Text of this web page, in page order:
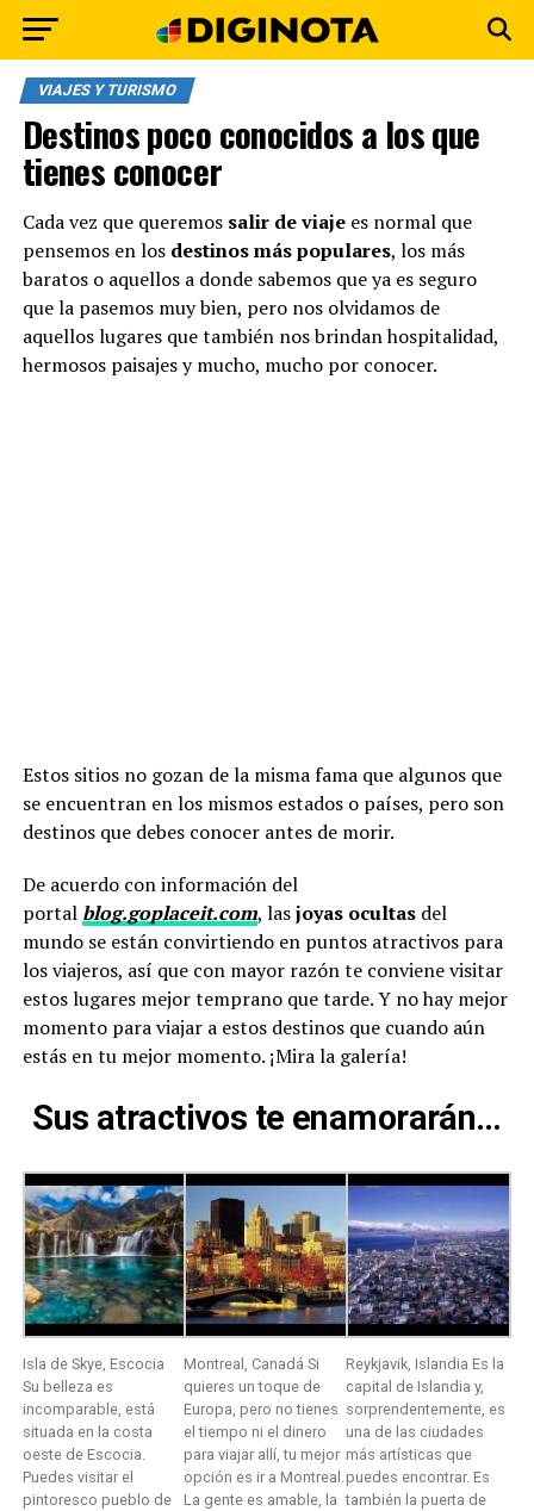
VIAJES Y TURISMO
Destinos poco conocidos a los que
tienes conocer
Cada vez que queremos salir de viajees normal que
pensemos en los destinos más populares, los más
baratos o aquellos a donde sabemos que ya es seguro
que la pasemos muy bien, pero nos olvidamos de
aquellos lugares que también nos brindan hospitalidad,
hermosos paisajes y mucho, mucho por conocer.
Estos sitios no gozan de la misma fama que algunos que
se encuentran en los mismos estados o países, pero son
destinos que debes conocer antes de morir.
De acuerdo con información del
portal blog.goplaceit.com, lasjoyas ocultasdel
mundo se están convirtiendo en puntos atractivos para
los viajeros, así que con mayor razón te conviene visitar
estos lugares mejor temprano que tarde. Y no hay mejor
momento para viajar a estos destinos que cuando aún
estás en tu mejor momento. ¡Mira la galería!
Sus atractivos te enamorarán…
Isla de Skye, Escocia
Su belleza es
incomparable, está
situada en la costa
oeste de Escocia.
Puedes visitar el
pintoresco pueblo de
Montreal, Canadá Si
quieres un toque de
Europa, pero no tienes
el tiempo ni el dinero
para viajar allí, tu mejor
opción es ir a Montreal.
La gente es amable, la
Reykjavik, Islandia Es la
capital de Islandia y,
sorprendentemente, es
una de las ciudades
más artísticas que
puedes encontrar. Es
también la puerta de